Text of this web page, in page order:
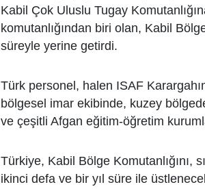
Kabil Çok Uluslu Tugay
komutanlığından biri olan, Kabil
süreyle yerine getirdi.
Türk personel, halen ISAF
bölgesel imar ekibinde, kuzey
ve çeşitli Afgan eğitim-öğretim
Türkiye, Kabil Bölge Komutanlığını,
ikinci defa ve bir yıl süre ile